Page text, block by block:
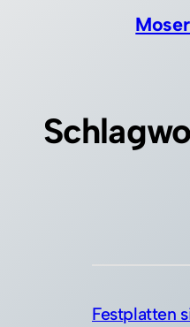
Festplatten